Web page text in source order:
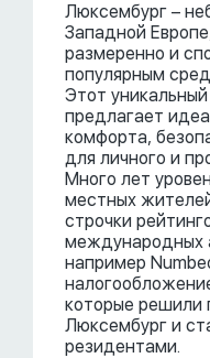
Люксембург –
Западной
размеренно и
популярным
Этот
предлагает
комфорта,
для личного и
Много лет
местных
строчки
международных
например
которые решили
Люксембург и
резидентами.